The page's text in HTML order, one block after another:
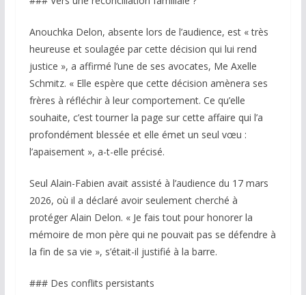
Anouchka Delon, absente lors de l’audience, est « très
heureuse et soulagée par cette décision qui lui rend
justice », a affirmé l’une de ses avocates, Me Axelle
Schmitz. « Elle espère que cette décision amènera ses
frères à réfléchir à leur comportement. Ce qu’elle
souhaite, c’est tourner la page sur cette affaire qui l’a
profondément blessée et elle émet un seul vœu :
l’apaisement », a-t-elle précisé.
Seul Alain-Fabien avait assisté à l’audience du 17 mars
2026, où il a déclaré avoir seulement cherché à
protéger Alain Delon. « Je fais tout pour honorer la
mémoire de mon père qui ne pouvait pas se défendre à
la fin de sa vie », s’était-il justifié à la barre.
### Des conflits persistants